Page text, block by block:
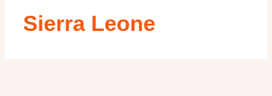
Sierra Leone